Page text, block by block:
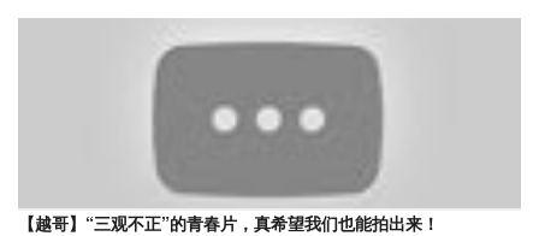
【越哥】“三观不正”的青春片，真希望我们也能拍出来！